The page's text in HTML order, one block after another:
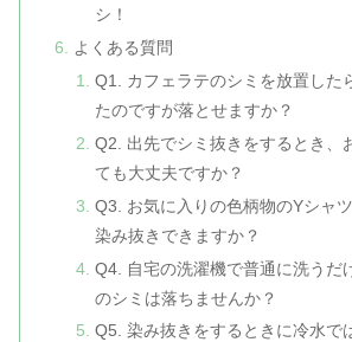
シ！
よくある質問
Q1. カフェラテのシミを放置した
たのですが落とせますか？
Q2. 出先でシミ抜きをするとき、
ても大丈夫ですか？
Q3. お気に入りの色柄物のYシャ
染み抜きできますか？
Q4. 自宅の洗濯機で普通に洗うだ
のシミは落ちませんか？
Q5. 染み抜きをするときに冷水で